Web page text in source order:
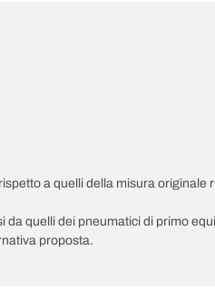
a quelli della misura
da quelli dei pneumatici di primo
proposta.